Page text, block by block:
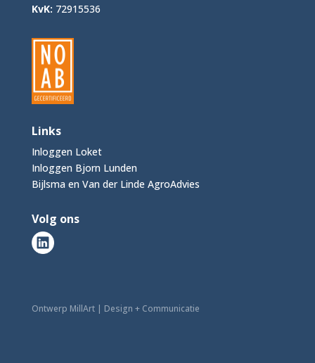
KvK: 72915536
Links
Inloggen Loket
Inloggen Bjorn Lunden
Bijlsma en Van der Linde AgroAdvies
Volg ons
Ontwerp MillArt | Design + Communicatie